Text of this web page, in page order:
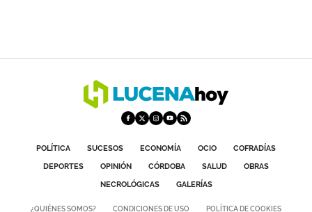
POLÍTICA SUCESOS ECONOMÍA OCIO
COFRADÍAS
DEPORTES
OPINIÓN CÓRDOBA SALUD
OBRAS
NECROLÓGICAS
GALERÍAS
¿QUIÉNES SOMOS? CONDICIONES DE USO POLÍTICA DE COOKIES